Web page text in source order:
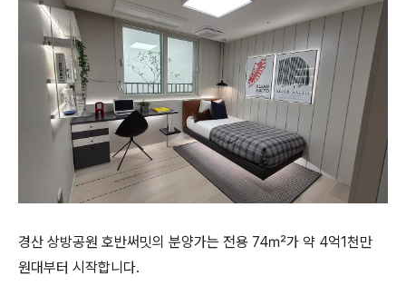
경산 상방공원 호반써밋의 분양가는 전용 74㎡가 약 4억1천만
원대부터 시작합니다.